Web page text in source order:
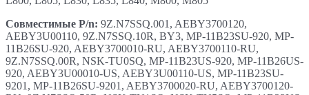
Совместимые P/n: 9Z.N7SSQ.001, AEBY3700120,
AEBY3U00110, 9Z.N7SSQ.10R, BY3, MP-11B23SU-920, MP-
11B26SU-920, AEBY3700010-RU, AEBY3700110-RU,
9Z.N7SSQ.00R, NSK-TU0SQ, MP-11B23US-920, MP-11B26US-
920, AEBY3U00010-US, AEBY3U00110-US, MP-11B23SU-
9201, MP-11B26SU-9201, AEBY3700020-RU, AEBY3700120-